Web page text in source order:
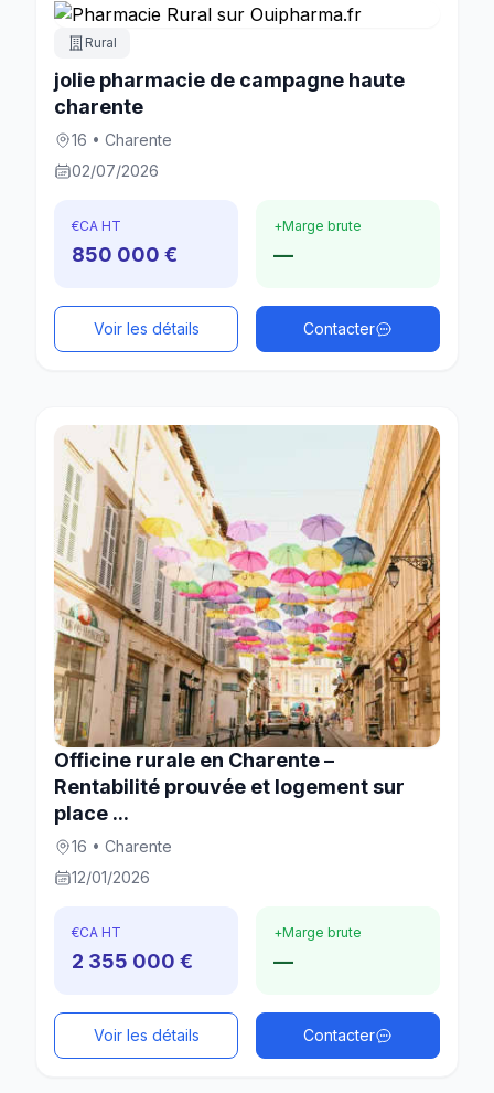
Rural
jolie pharmacie de campagne haute
charente
16 • Charente
02/07/2026
€CA HT
850 000 €
+Marge brute
—
Voir les détails Contacter
Officine rurale en Charente –
Rentabilité prouvée et logement sur
place ...
16 • Charente
12/01/2026
€CA HT
2 355 000 €
+Marge brute
—
Voir les détails Contacter